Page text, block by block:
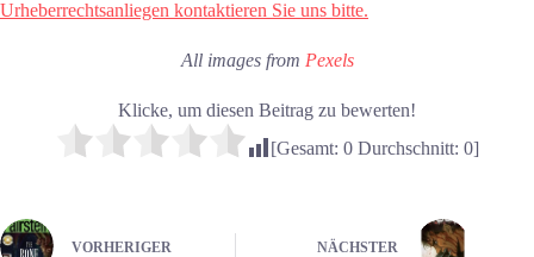
Urheberrechtsanliegen kontaktieren Sie uns bitte.
All images from Pexels
Klicke, um diesen Beitrag zu bewerten!
[Gesamt: 0Durchschnitt: 0]
VORHERIGER NÄCHSTER